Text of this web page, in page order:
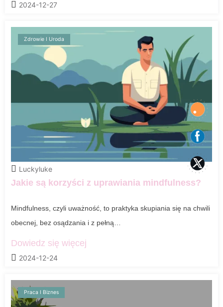
2024-12-27
Zdrowie I Uroda
Luckyluke
Jakie są korzyści z uprawiania mindfulness?
Mindfulness, czyli uważność, to praktyka skupiania się na chwili
obecnej, bez osądzania i z pełną…
Dowiedz się więcej
2024-12-24
Praca I Biznes